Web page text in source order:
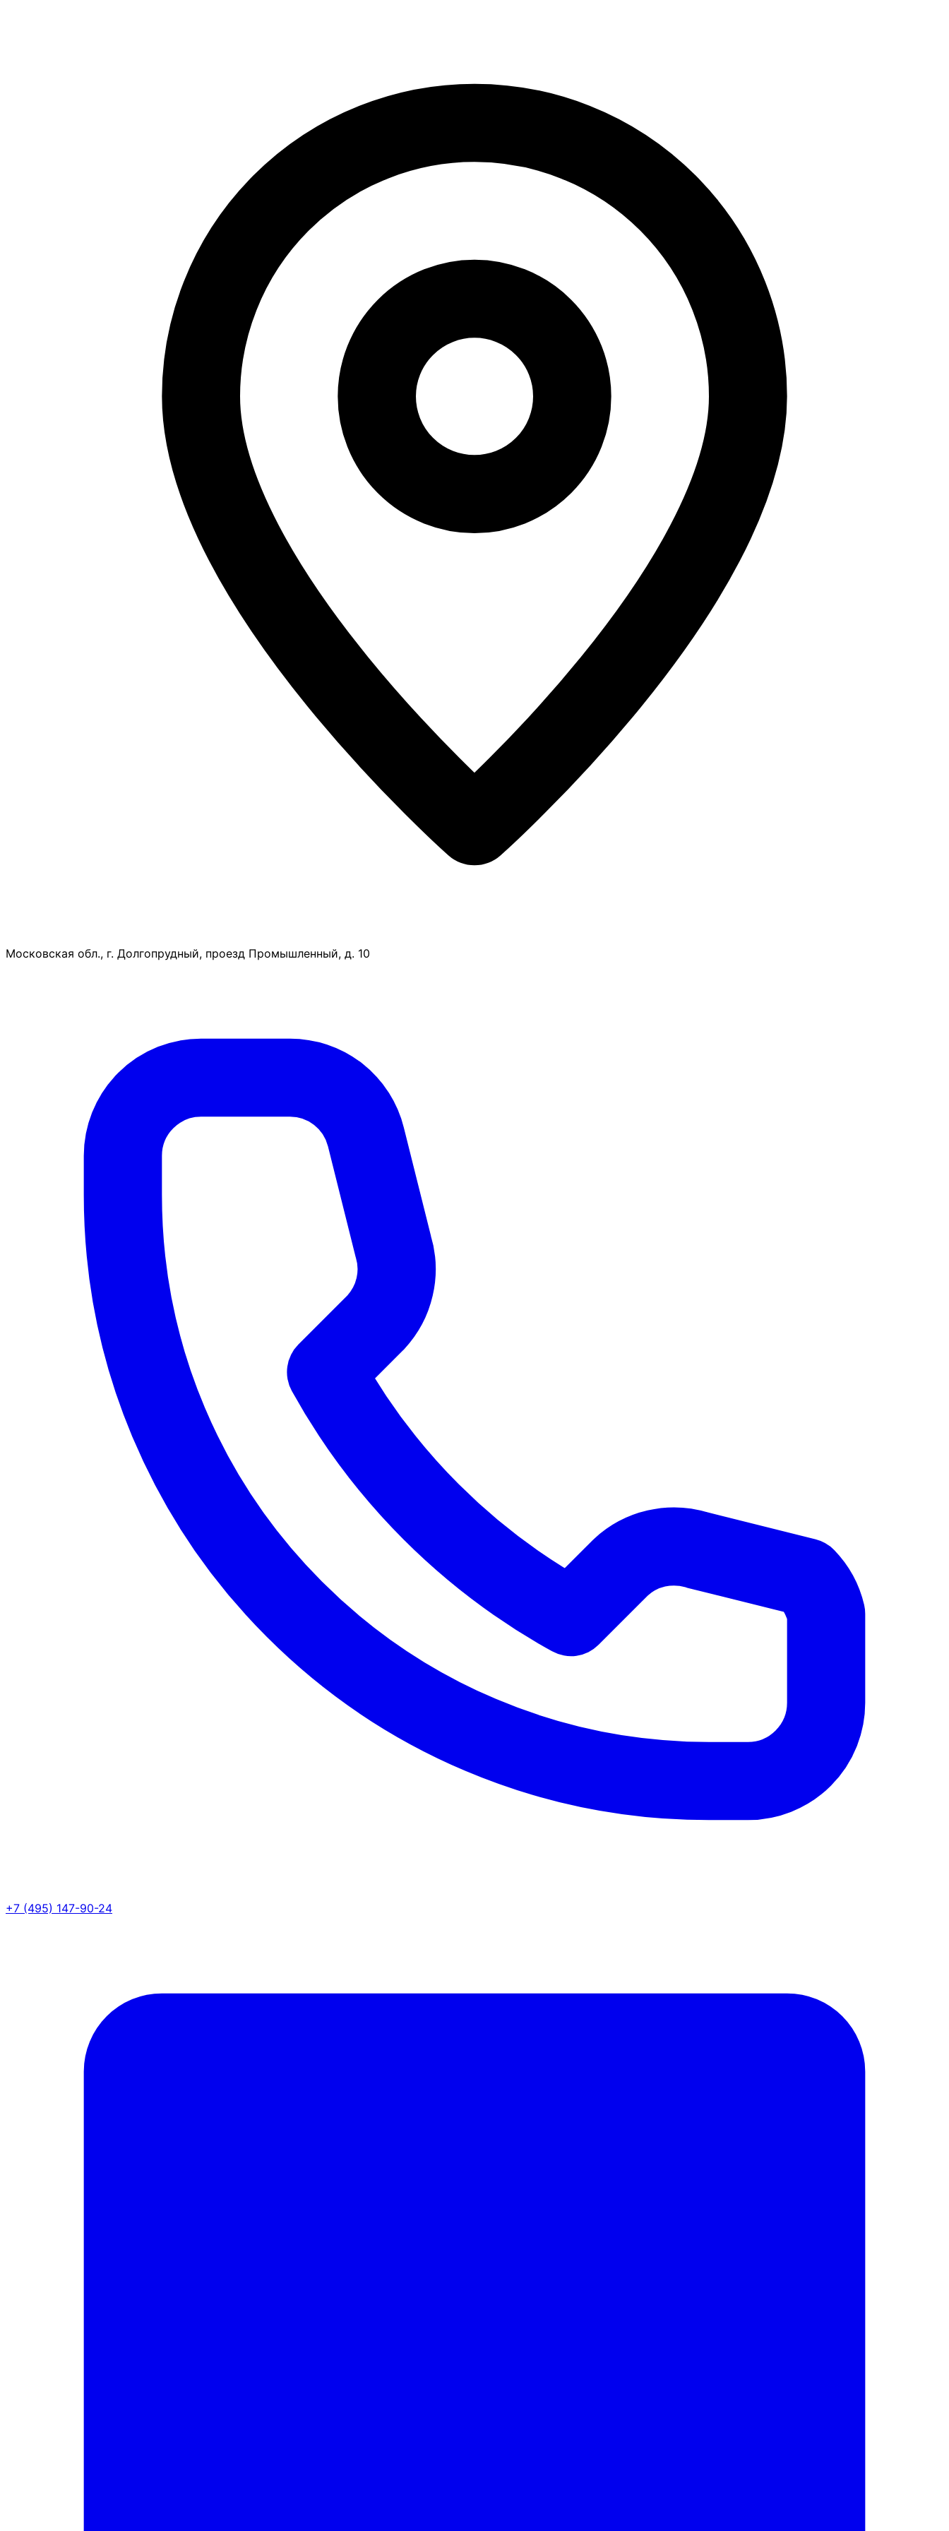
Московская обл., г. Долгопрудный, проезд Промышленный, д. 10
+7 (495) 147-90-24